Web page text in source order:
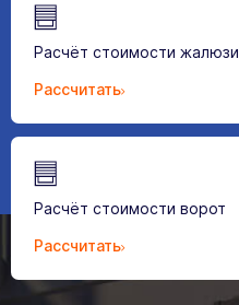
Расчёт стоимости жалюзи
Рассчитать
Расчёт стоимости ворот
Рассчитать